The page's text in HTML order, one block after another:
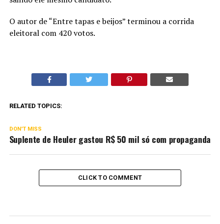
O autor de “Entre tapas e beijos” terminou a corrida
eleitoral com 420 votos.
RELATED TOPICS:
DON'T MISS
Suplente de Heuler gastou R$ 50 mil só com propaganda
CLICK TO COMMENT